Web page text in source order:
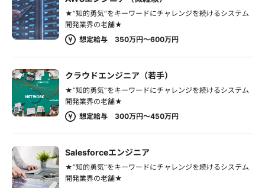
★“知的勇気”をキーワードにチャレンジを続けるシステム
開発業界の老舗★
想定給与 350万円～600万円
クラウドエンジニア（若手）
★“知的勇気”をキーワードにチャレンジを続けるシステム
開発業界の老舗★
想定給与 300万円～450万円
Salesforceエンジニア
★“知的勇気”をキーワードにチャレンジを続けるシステム
開発業界の老舗★